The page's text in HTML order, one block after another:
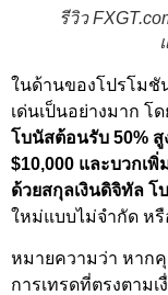
รีวิว
ในด้านของโปรโมชั
เด่นเป็นอย่างมาก โ
โบนัสต้อนรับ 50% สู
$10,000 และบวกเพิ่
ด้วยสกุลเงินดิจิทัล โ
ใหม่แบบไม่จำกัด หรื
หมายความว่า หาก
การเทรดที่ตรงตาม